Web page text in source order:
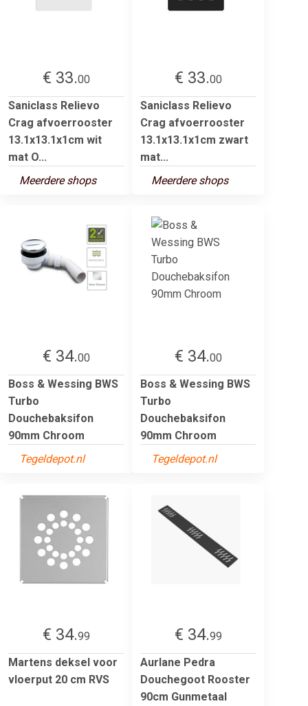
€ 33.00
Saniclass Relievo
Crag afvoerrooster
13.1x13.1x1cm wit
mat O...
Meerdere shops
€ 33.00
Saniclass Relievo
Crag afvoerrooster
13.1x13.1x1cm zwart
mat...
Meerdere shops
€ 34.00
Boss & Wessing BWS
Turbo
Douchebaksifon
90mm Chroom
Tegeldepot.nl
€ 34.00
Boss & Wessing BWS
Turbo
Douchebaksifon
90mm Chroom
Tegeldepot.nl
€ 34.99
Martens deksel voor
vloerput 20 cm RVS
€ 34.99
Aurlane Pedra
Douchegoot Rooster
90cm Gunmetaal